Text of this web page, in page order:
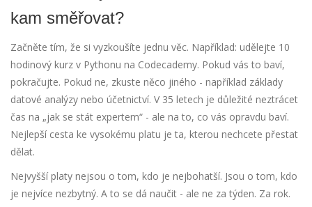
kam směřovat?
Začněte tím, že si vyzkoušíte jednu věc. Například: udělejte 10
hodinový kurz v Pythonu na Codecademy. Pokud vás to baví,
pokračujte. Pokud ne, zkuste něco jiného - například základy
datové analýzy nebo účetnictví. V 35 letech je důležité neztrácet
čas na „jak se stát expertem“ - ale na to, co vás opravdu baví.
Nejlepší cesta ke vysokému platu je ta, kterou nechcete přestat
dělat.
Nejvyšší platy nejsou o tom, kdo je nejbohatší. Jsou o tom, kdo
je nejvíce nezbytný. A to se dá naučit - ale ne za týden. Za rok.